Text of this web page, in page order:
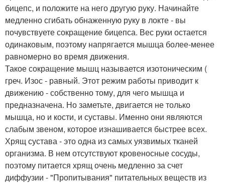
бицепс, и положите на него другую руку. Начинайте
медленно сгибать обнаженную руку в локте - вы
почувствуете сокращение бицепса. Вес руки остается
одинаковым, поэтому напрягается мышца более-менее
равномерно во время движения.
Такое сокращение мышц называется изотоническим (
греч. Изос - равный. Этот режим работы приводит к
движению - собственно тому, для чего мышца и
предназначена. Но заметьте, двигается не только
мышца, но и кости, и суставы. Именно они являются
слабым звеном, которое изнашивается быстрее всех.
Хрящ сустава - это одна из самых уязвимых тканей
организма. В нем отсутствуют кровеносные сосуды,
поэтому питается хрящ очень медленно за счет
диффузии - "Пропитывания" питательных веществ из